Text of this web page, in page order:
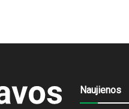
Naujienos